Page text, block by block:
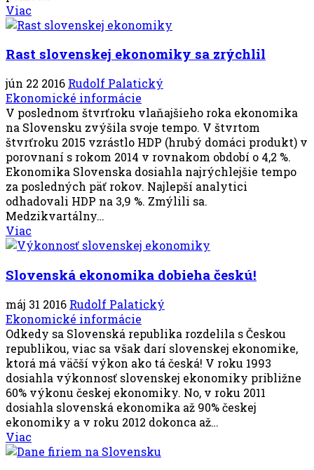
Viac
Rast slovenskej ekonomiky sa zrýchlil
jún 22 2016 Rudolf Palatický
Ekonomické informácie
V poslednom štvrťroku vlaňajšieho roka ekonomika
na Slovensku zvýšila svoje tempo. V štvrtom
štvrťroku 2015 vzrástlo HDP (hrubý domáci produkt) v
porovnaní s rokom 2014 v rovnakom období o 4,2 %.
Ekonomika Slovenska dosiahla najrýchlejšie tempo
za posledných päť rokov. Najlepší analytici
odhadovali HDP na 3,9 %. Zmýlili sa.
Medzikvartálny…
Viac
Slovenská ekonomika dobieha českú!
máj 31 2016 Rudolf Palatický
Ekonomické informácie
Odkedy sa Slovenská republika rozdelila s Českou
republikou, viac sa však darí slovenskej ekonomike,
ktorá má väčší výkon ako tá česká! V roku 1993
dosiahla výkonnosť slovenskej ekonomiky približne
60% výkonu českej ekonomiky. No, v roku 2011
dosiahla slovenská ekonomika až 90% českej
ekonomiky a v roku 2012 dokonca až…
Viac